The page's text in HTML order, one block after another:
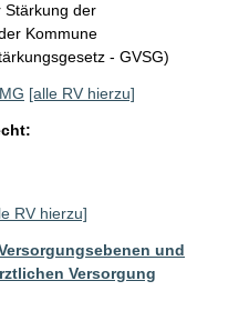
Stärkung der
Kommune
- GVSG)
[alle RV hierzu]
RV hierzu]
und
Versorgung